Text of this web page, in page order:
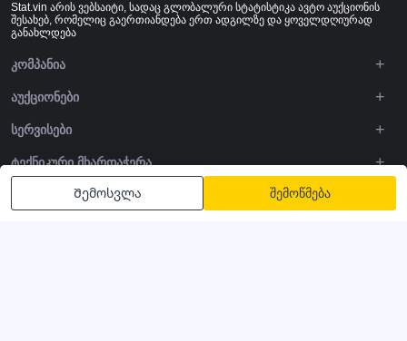
Შემოსვლა შემოწმება
Stat.vin არის ვებსაიტი, სადაც გლობალური სტატისტიკა ავტო აუქციონის
შესახებ, რომელიც გაერთიანდება ერთ ადგილზე და ყოველდღიურად
განახლდება
ᲙᲝᲛᲞᲐᲜᲘᲐ
ᲐᲣᲥᲪᲘᲝᲜᲔᲑᲘ
ᲡᲔᲠᲕᲘᲡᲔᲑᲘ
ᲢᲔᲥᲜᲘᲙᲣᲠᲘ ᲛᲮᲐᲠᲓᲐᲭᲔᲠᲐ
DOWNLOADS